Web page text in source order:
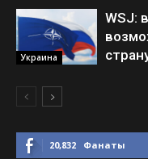
Украина
WSJ:
20,832 Фанаты